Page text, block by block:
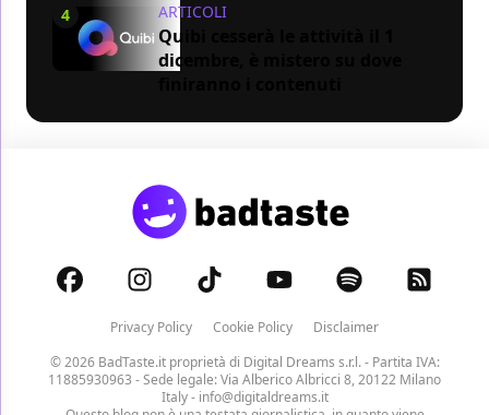
4 ARTICOLI
Quibi cesserà le attività il 1
dicembre, è mistero su dove
Privacy Policy Cookie Policy
Disclaimer
© 2026 BadTaste.it proprietà di Digital Dreams s.r.l.- Partita IVA:
11885930963 - Sede legale: Via Alberico Albricci 8, 20122 Milano
Italy - info@digitaldreams.it